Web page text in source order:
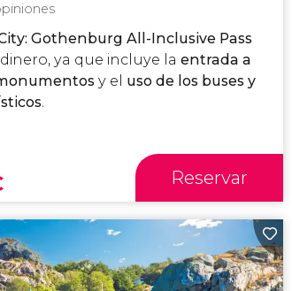
Gothenburg All-Inclusive Pass
ya que incluye la entrada a
y el uso de los buses y
.
Reservar